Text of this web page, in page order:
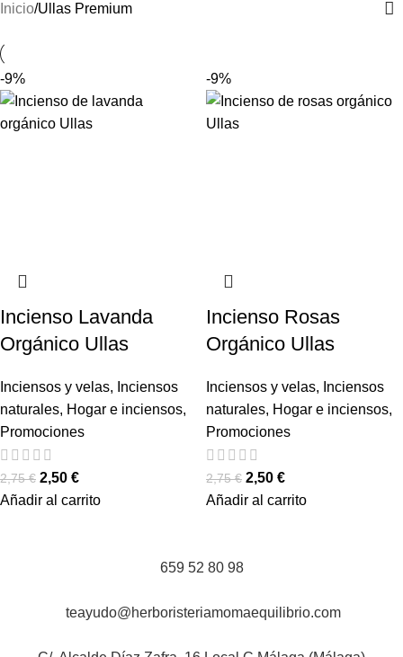
Inicio Ullas Premium
-9%
Incienso Lavanda
Orgánico Ullas
Inciensos y velas, Inciensos
naturales, Hogar e inciensos,
Promociones
2,75€ 2,50 €
Añadir al carrito
-9%
Incienso Rosas
Orgánico Ullas
Inciensos y velas, Inciensos
naturales, Hogar e inciensos,
Promociones
2,75€ 2,50 €
Añadir al carrito
659 52 80 98
teayudo@herboristeriamomaequilibrio.com